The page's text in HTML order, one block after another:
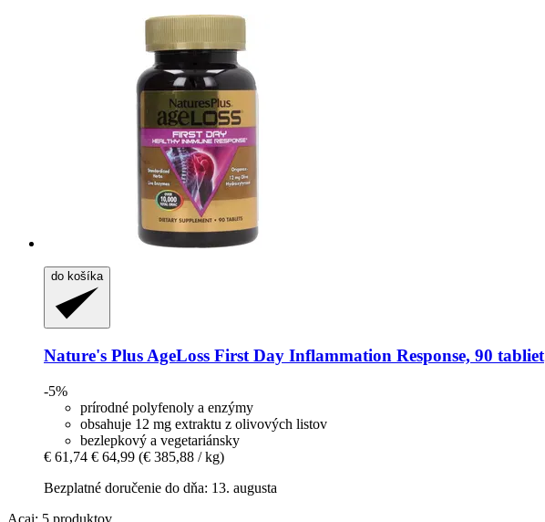
do košíka
Nature's Plus AgeLoss First Day Inflammation Response, 90 tabliet
-5%
prírodné polyfenoly a enzýmy
obsahuje 12 mg extraktu z olivových listov
bezlepkový a vegetariánsky
€ 61,74 € 64,99 (€ 385,88 / kg)
Bezplatné doručenie do dňa: 13. augusta
Acai: 5 produktov